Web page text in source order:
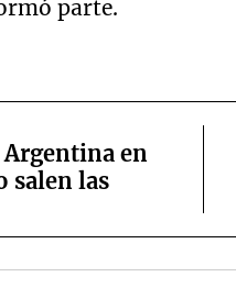
parte.
Argentina en
salen las